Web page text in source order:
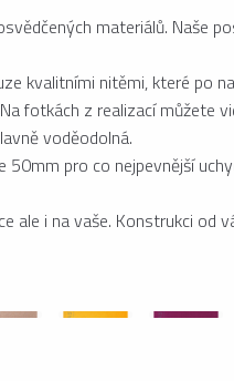
materiálů.
kvalitními nitěmi, které po
fotkách z realizací
voděodolná.
pro co nejpevnější
ale i na vaše. Konstrukci